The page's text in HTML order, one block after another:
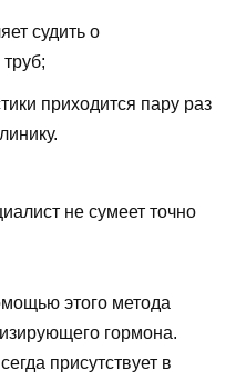
судить о
приходится пару раз
не сумеет точно
этого метода
гормона.
присутствует в